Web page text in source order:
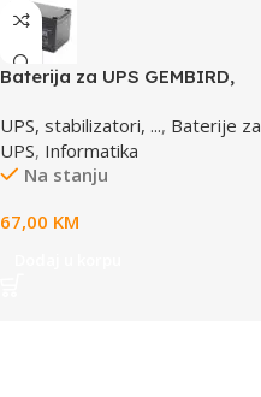
Baterija za UPS GEMBIRD,
UPS, stabilizatori, ..., Baterije za
UPS, Informatika
Na stanju
67,00 KM